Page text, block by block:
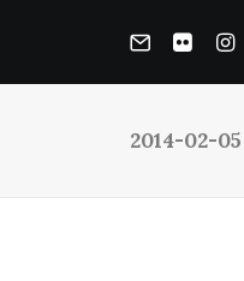
2014-02-